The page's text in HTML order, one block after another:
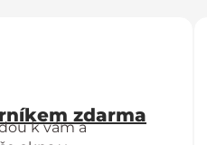
zdarma
k vám a